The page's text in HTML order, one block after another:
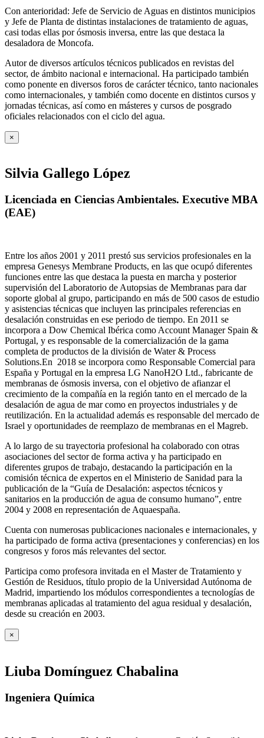
Con anterioridad: Jefe de Servicio de Aguas en distintos municipios
y Jefe de Planta de distintas instalaciones de tratamiento de aguas,
casi todas ellas por ósmosis inversa, entre las que destaca la
desaladora de Moncofa.
Autor de diversos artículos técnicos publicados en revistas del
sector, de ámbito nacional e internacional. Ha participado también
como ponente en diversos foros de carácter técnico, tanto nacionales
como internacionales, y también como docente en distintos cursos y
jornadas técnicas, así como en másteres y cursos de posgrado
oficiales relacionados con el ciclo del agua.
×
Silvia Gallego López
Licenciada en Ciencias Ambientales. Executive MBA
(EAE)
Entre los años 2001 y 2011 prestó sus servicios profesionales en la
empresa Genesys Membrane Products, en las que ocupó diferentes
funciones entre las que destaca la puesta en marcha y posterior
supervisión del Laboratorio de Autopsias de Membranas para dar
soporte global al grupo, participando en más de 500 casos de estudio
y asistencias técnicas que incluyen las principales referencias en
desalación construidas en ese periodo de tiempo. En 2011 se
incorpora a Dow Chemical Ibérica como Account Manager Spain &
Portugal, y es responsable de la comercialización de la gama
completa de productos de la división de Water & Process
Solutions.En 2018 se incorpora como Responsable Comercial para
España y Portugal en la empresa LG NanoH2O Ltd., fabricante de
membranas de ósmosis inversa, con el objetivo de afianzar el
crecimiento de la compañía en la región tanto en el mercado de la
desalación de agua de mar como en proyectos industriales y de
reutilización. En la actualidad además es responsable del mercado de
Israel y oportunidades de reemplazo de membranas en el Magreb.
A lo largo de su trayectoria profesional ha colaborado con otras
asociaciones del sector de forma activa y ha participado en
diferentes grupos de trabajo, destacando la participación en la
comisión técnica de expertos en el Ministerio de Sanidad para la
publicación de la “Guía de Desalación: aspectos técnicos y
sanitarios en la producción de agua de consumo humano”, entre
2004 y 2008 en representación de Aquaespaña.
Cuenta con numerosas publicaciones nacionales e internacionales, y
ha participado de forma activa (presentaciones y conferencias) en los
congresos y foros más relevantes del sector.
Participa como profesora invitada en el Master de Tratamiento y
Gestión de Residuos, título propio de la Universidad Autónoma de
Madrid, impartiendo los módulos correspondientes a tecnologías de
membranas aplicadas al tratamiento del agua residual y desalación,
desde su creación en 2003.
×
Liuba Domínguez Chabalina
Ingeniera Química